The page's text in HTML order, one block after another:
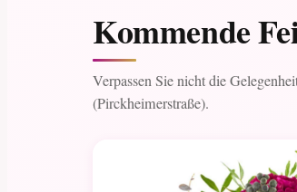
Kommende
Verpassen Sie nicht die
(Pirckheimerstraße).